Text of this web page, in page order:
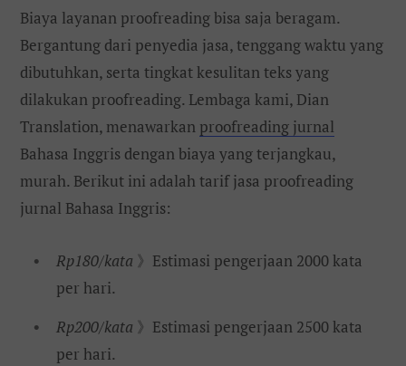
Biaya layanan proofreading bisa saja beragam.
Bergantung dari penyedia jasa, tenggang waktu yang
dibutuhkan, serta tingkat kesulitan teks yang
dilakukan proofreading. Lembaga kami, Dian
Translation, menawarkan proofreading jurnal
Bahasa Inggris dengan biaya yang terjangkau,
murah. Berikut ini adalah tarif jasa proofreading
jurnal Bahasa Inggris:
Rp180/kata 》Estimasi pengerjaan 2000 kata
per hari.
Rp200/kata 》Estimasi pengerjaan 2500 kata
per hari.